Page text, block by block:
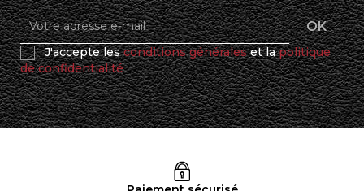
J'accepte lesconditions généraleset lapolitique
de confidentialité